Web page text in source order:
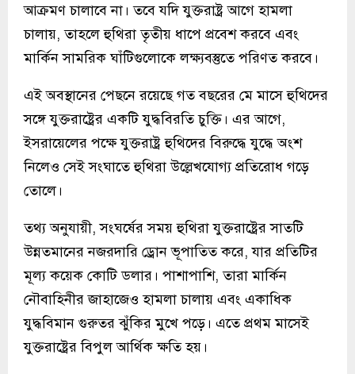
আক্রমণ চালাবে না। তবে যদি যুক্তরাষ্ট্র আগে হামলা
চালায়, তাহলে হুথিরা তৃতীয় ধাপে প্রবেশ করবে এবং
মার্কিন সামরিক ঘাঁটিগুলোকে লক্ষ্যবস্তুতে পরিণত করবে।
এই অবস্থানের পেছনে রয়েছে গত বছরের মে মাসে হুথিদের
সঙ্গে যুক্তরাষ্ট্রের একটি যুদ্ধবিরতি চুক্তি। এর আগে,
ইসরায়েলের পক্ষে যুক্তরাষ্ট্র হুথিদের বিরুদ্ধে যুদ্ধে অংশ
নিলেও সেই সংঘাতে হুথিরা উল্লেখযোগ্য প্রতিরোধ গড়ে
তোলে।
তথ্য অনুযায়ী, সংঘর্ষের সময় হুথিরা যুক্তরাষ্ট্রের সাতটি
উন্নতমানের নজরদারি ড্রোন ভূপাতিত করে, যার প্রতিটির
মূল্য কয়েক কোটি ডলার। পাশাপাশি, তারা মার্কিন
নৌবাহিনীর জাহাজেও হামলা চালায় এবং একাধিক
যুদ্ধবিমান গুরুতর ঝুঁকির মুখে পড়ে। এতে প্রথম মাসেই
যুক্তরাষ্ট্রের বিপুল আর্থিক ক্ষতি হয়।